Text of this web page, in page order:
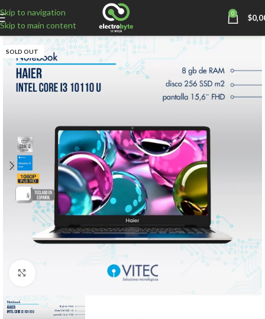
Skip to navigation
Skip to main content
0 $
SOLD OUT